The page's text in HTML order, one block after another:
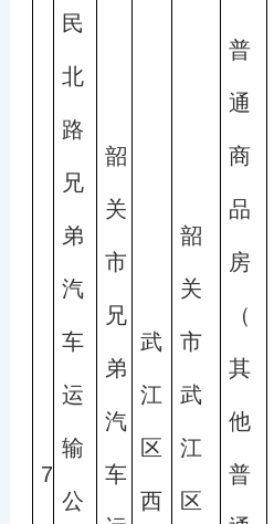
7
民
北
路
兄
弟
汽
车
运
输
公
韶
关
市
兄
弟
汽
车
武
江
区
西
韶
关
市
武
江
区
普
通
商
品
房
（
其
他
普